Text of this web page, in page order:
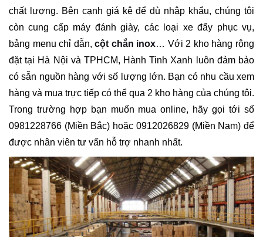
chất lượng. Bên cạnh giá kệ để dù nhập khẩu, chúng tôi
còn cung cấp máy đánh giày, các loại xe đẩy phục vụ,
bảng menu chỉ dẫn,cột chắn inox… Với 2 kho hàng rộng
đặt tại Hà Nội và TPHCM, Hành Tinh Xanh luôn đảm bảo
có sẵn nguồn hàng với số lượng lớn. Bạn có nhu cầu xem
hàng và mua trực tiếp có thể qua 2 kho hàng của chúng tôi.
Trong trường hợp bạn muốn mua online, hãy gọi tới số
0981228766 (Miền Bắc) hoặc 0912026829 (Miền Nam) để
được nhân viên tư vấn hỗ trợ nhanh nhất.